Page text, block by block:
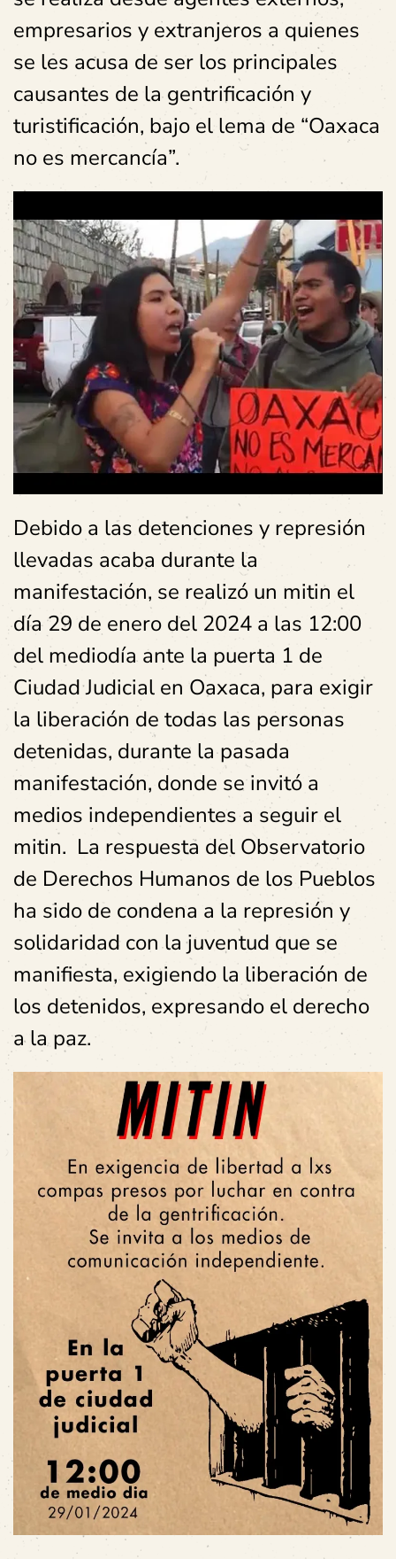
empresarios y extranjeros a quienes
se les acusa de ser los principales
causantes de la gentrificación y
turistificación, bajo el lema de “Oaxaca
no es mercancía”.
Debido a las detenciones y represión
llevadas acaba durante la
manifestación, se realizó un mitin el
día 29 de enero del 2024 a las 12:00
del mediodía ante la puerta 1 de
Ciudad Judicial en Oaxaca, para exigir
la liberación de todas las personas
detenidas, durante la pasada
manifestación, donde se invitó a
medios independientes a seguir el
mitin. La respuesta del Observatorio
de Derechos Humanos de los Pueblos
ha sido de condena a la represión y
solidaridad con la juventud que se
manifiesta, exigiendo la liberación de
los detenidos, expresando el derecho
a la paz.